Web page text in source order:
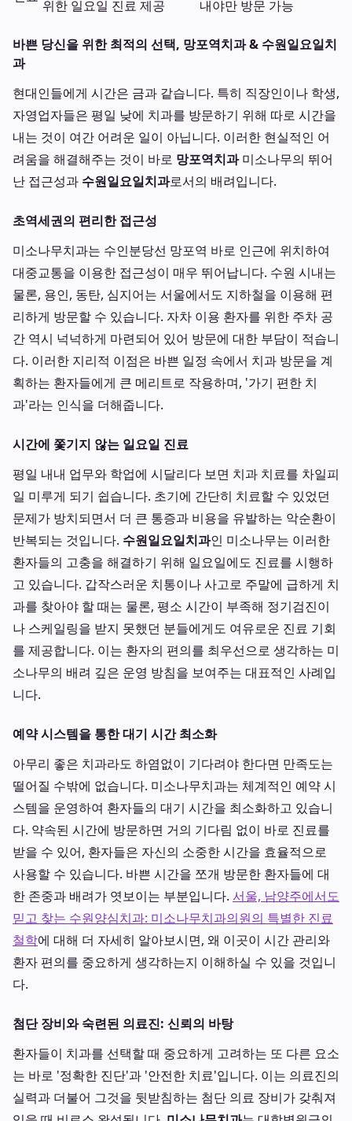
위한 일요일 진료 제공 내야만 방문 가능
바쁜 당신을 위한 최적의 선택, 망포역치과 & 수원일요일치
과
현대인들에게 시간은 금과 같습니다. 특히 직장인이나 학생,
자영업자들은 평일 낮에 치과를 방문하기 위해 따로 시간을
내는 것이 여간 어려운 일이 아닙니다. 이러한 현실적인 어
려움을 해결해주는 것이 바로 망포역치과미소나무의 뛰어
난 접근성과 수원일요일치과로서의 배려입니다.
초역세권의 편리한 접근성
미소나무치과는 수인분당선 망포역 바로 인근에 위치하여
대중교통을 이용한 접근성이 매우 뛰어납니다. 수원 시내는
물론, 용인, 동탄, 심지어는 서울에서도 지하철을 이용해 편
리하게 방문할 수 있습니다. 자차 이용 환자를 위한 주차 공
간 역시 넉넉하게 마련되어 있어 방문에 대한 부담이 적습니
다. 이러한 지리적 이점은 바쁜 일정 속에서 치과 방문을 계
획하는 환자들에게 큰 메리트로 작용하며, '가기 편한 치
과'라는 인식을 더해줍니다.
시간에 쫓기지 않는 일요일 진료
평일 내내 업무와 학업에 시달리다 보면 치과 치료를 차일피
일 미루게 되기 쉽습니다. 초기에 간단히 치료할 수 있었던
문제가 방치되면서 더 큰 통증과 비용을 유발하는 악순환이
반복되는 것입니다. 수원일요일치과인 미소나무는 이러한
환자들의 고충을 해결하기 위해 일요일에도 진료를 시행하
고 있습니다. 갑작스러운 치통이나 사고로 주말에 급하게 치
과를 찾아야 할 때는 물론, 평소 시간이 부족해 정기검진이
나 스케일링을 받지 못했던 분들에게도 여유로운 진료 기회
를 제공합니다. 이는 환자의 편의를 최우선으로 생각하는 미
소나무의 배려 깊은 운영 방침을 보여주는 대표적인 사례입
니다.
예약 시스템을 통한 대기 시간 최소화
아무리 좋은 치과라도 하염없이 기다려야 한다면 만족도는
떨어질 수밖에 없습니다. 미소나무치과는 체계적인 예약 시
스템을 운영하여 환자들의 대기 시간을 최소화하고 있습니
다. 약속된 시간에 방문하면 거의 기다림 없이 바로 진료를
받을 수 있어, 환자들은 자신의 소중한 시간을 효율적으로
사용할 수 있습니다. 바쁜 시간을 쪼개 방문한 환자들에 대
한 존중과 배려가 엿보이는 부분입니다. 서울, 남양주에서도
믿고 찾는 수원양심치과: 미소나무치과의원의 특별한 진료
철학에 대해 더 자세히 알아보시면, 왜 이곳이 시간 관리와
환자 편의를 중요하게 생각하는지 이해하실 수 있을 것입니
다.
첨단 장비와 숙련된 의료진: 신뢰의 바탕
환자들이 치과를 선택할 때 중요하게 고려하는 또 다른 요소
는 바로 '정확한 진단'과 '안전한 치료'입니다. 이는 의료진의
실력과 더불어 그것을 뒷받침하는 첨단 의료 장비가 갖춰져